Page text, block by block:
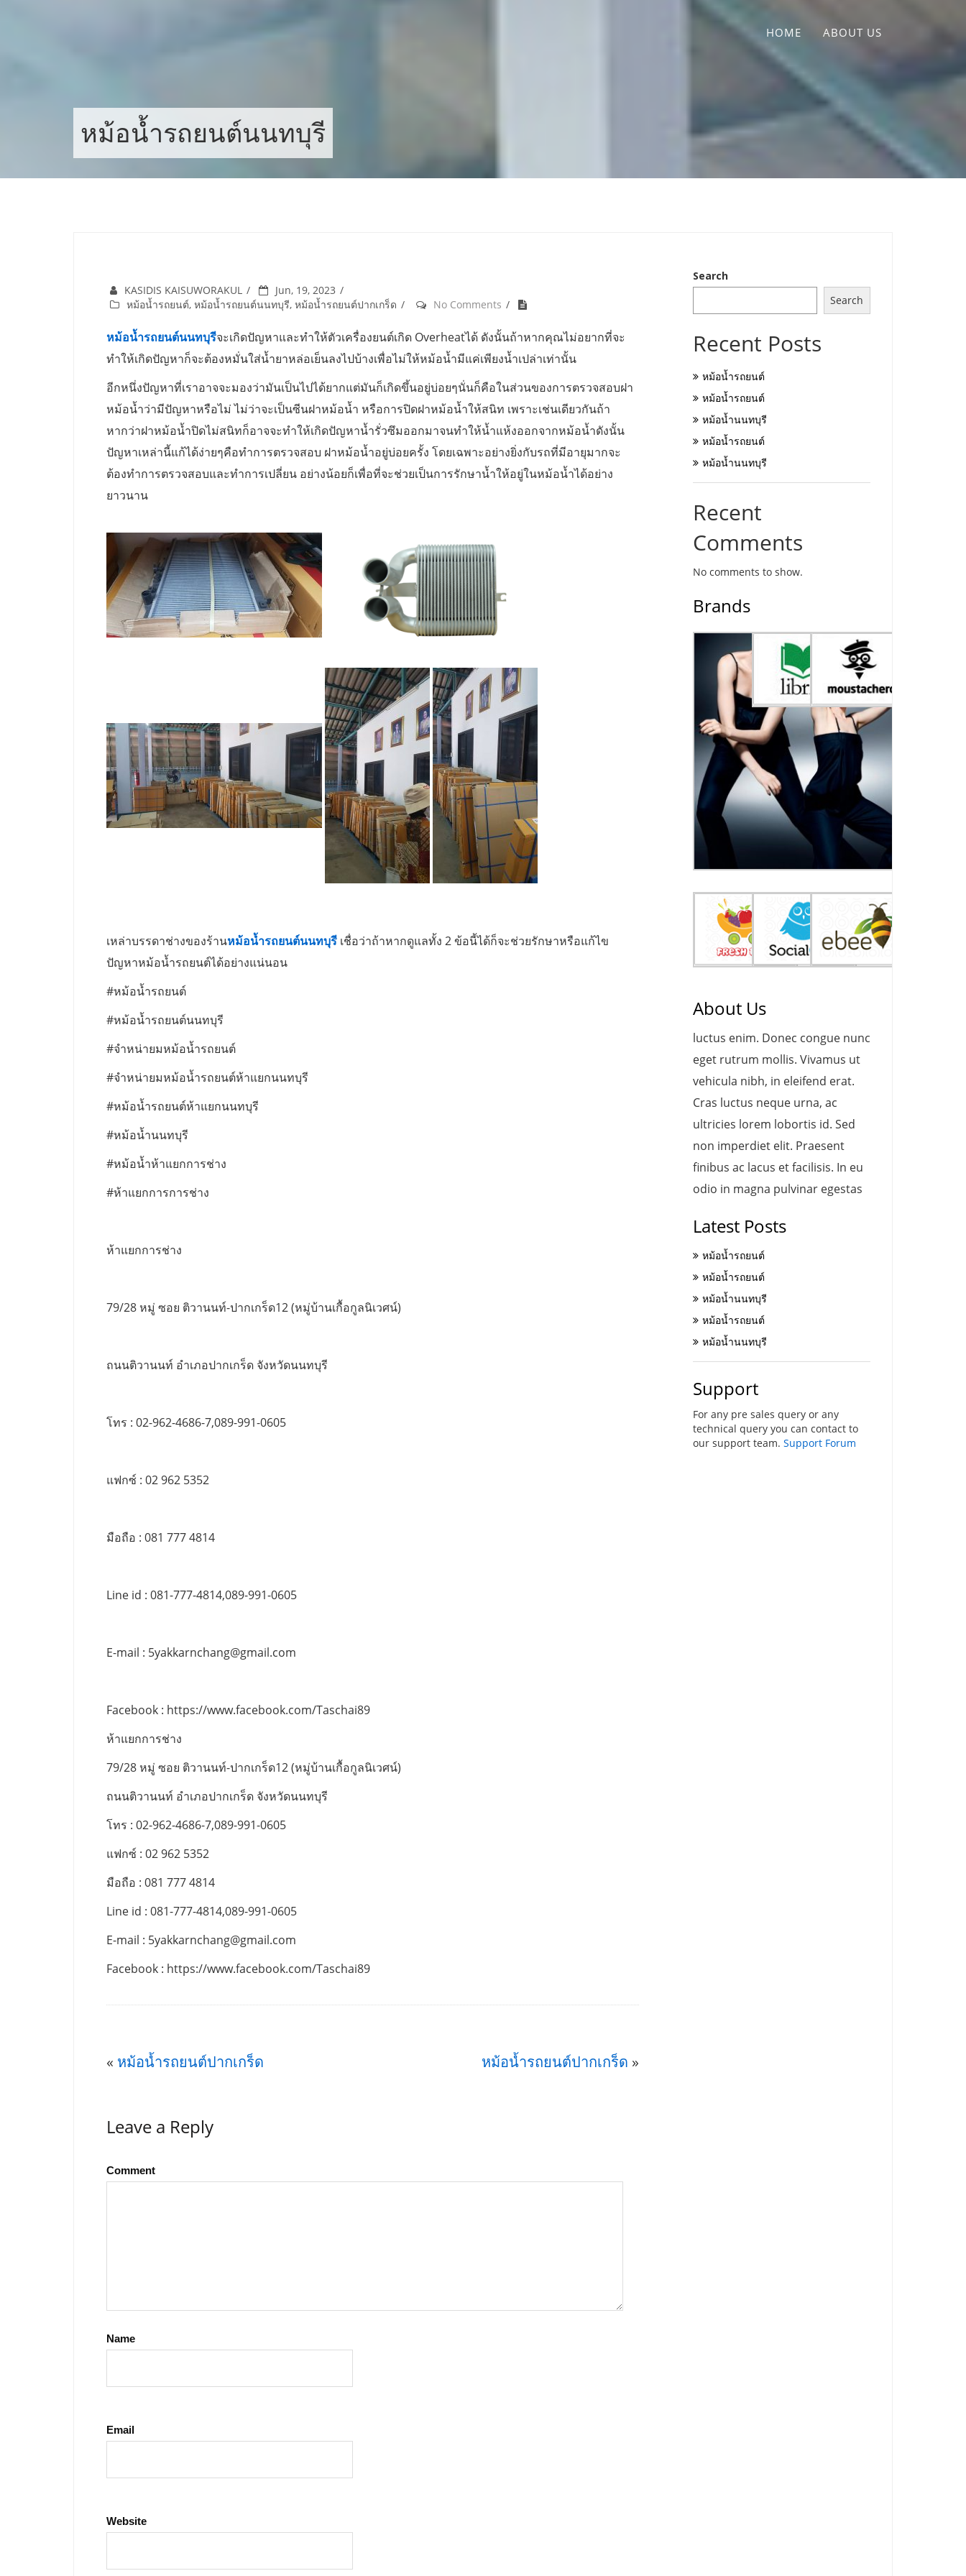
HOME ABOUT US
หม้อน้ำรถยนต์นนทบุรี
KASIDIS KAISUWORAKUL
Jun, 19, 2023
หม้อน้ำรถยนต์, หม้อน้ำรถยนต์นนทบุรี, หม้อน้ำรถยนต์ปากเกร็ด No Comments
หม้อน้ำรถยนต์นนทบุรีจะเกิดปัญหาและทำให้ตัวเครื่องยนต์เกิด Overheatได้ ดังนั้นถ้าหากคุณไม่อยากที่จะ
ทำให้เกิดปัญหาก็จะต้องหมั่นใส่น้ำยาหล่อเย็นลงไปบ้างเพื่อไม่ให้หม้อน้ำมีแค่เพียงน้ำเปล่าเท่านั้น
อีกหนึ่งปัญหาที่เราอาจจะมองว่ามันเป็นไปได้ยากแต่มันก็เกิดขึ้นอยู่บ่อยๆนั่นก็คือในส่วนของการตรวจสอบฝา
หม้อน้ำว่ามีปัญหาหรือไม่ ไม่ว่าจะเป็นซีนฝาหม้อน้ำ หรือการปิดฝาหม้อน้ำให้สนิท เพราะเช่นเดียวกันถ้า
หากว่าฝาหม้อน้ำปิดไม่สนิทก็อาจจะทำให้เกิดปัญหาน้ำรั่วซึมออกมาจนทำให้น้ำแห้งออกจากหม้อน้ำดังนั้น
ปัญหาเหล่านี้แก้ได้ง่ายๆคือทำการตรวจสอบ ฝาหม้อน้ำอยู่บ่อยครั้ง โดยเฉพาะอย่างยิ่งกับรถที่มีอายุมากจะ
ต้องทำการตรวจสอบและทำการเปลี่ยน อย่างน้อยก็เพื่อที่จะช่วยเป็นการรักษาน้ำให้อยู่ในหม้อน้ำได้อย่าง
ยาวนาน
เหล่าบรรดาช่างของร้านหม้อน้ำรถยนต์นนทบุรี เชื่อว่าถ้าหากดูแลทั้ง 2 ข้อนี้ได้ก็จะช่วยรักษาหรือแก้ไข
ปัญหาหม้อน้ำรถยนต์ได้อย่างแน่นอน
#หม้อน้ำรถยนต์
#หม้อน้ำรถยนต์นนทบุรี
#จำหน่ายมหม้อน้ำรถยนต์
#จำหน่ายมหม้อน้ำรถยนต์ห้าแยกนนทบุรี
#หม้อน้ำรถยนต์ห้าแยกนนทบุรี
#หม้อน้ำนนทบุรี
#หม้อน้ำห้าแยกการช่าง
#ห้าแยกการการช่าง
ห้าแยกการช่าง
79/28 หมู่ ซอย ติวานนท์-ปากเกร็ด12 (หมู่บ้านเกื้อกูลนิเวศน์)
ถนนติวานนท์ อำเภอปากเกร็ด จังหวัดนนทบุรี
โทร : 02-962-4686-7,089-991-0605
แฟกซ์ : 02 962 5352
มือถือ : 081 777 4814
Line id : 081-777-4814,089-991-0605
E-mail : 5yakkarnchang@gmail.com
Facebook : https://www.facebook.com/Taschai89
ห้าแยกการช่าง
79/28 หมู่ ซอย ติวานนท์-ปากเกร็ด12 (หมู่บ้านเกื้อกูลนิเวศน์)
ถนนติวานนท์ อำเภอปากเกร็ด จังหวัดนนทบุรี
โทร : 02-962-4686-7,089-991-0605
แฟกซ์ : 02 962 5352
มือถือ : 081 777 4814
Line id : 081-777-4814,089-991-0605
E-mail : 5yakkarnchang@gmail.com
Facebook : https://www.facebook.com/Taschai89
« หม้อน้ำรถยนต์ปากเกร็ด หม้อน้ำรถยนต์ปากเกร็ด »
Leave a Reply
Comment
Name
Email
Website
Search
Search
Recent Posts
หม้อน้ำรถยนต์
หม้อน้ำรถยนต์
หม้อน้ำนนทบุรี
หม้อน้ำรถยนต์
หม้อน้ำนนทบุรี
Recent
Comments
No comments to show.
Brands
About Us
luctus enim. Donec congue nunc
eget rutrum mollis. Vivamus ut
vehicula nibh, in eleifend erat.
Cras luctus neque urna, ac
ultricies lorem lobortis id. Sed
non imperdiet elit. Praesent
finibus ac lacus et facilisis. In eu
odio in magna pulvinar egestas
Latest Posts
หม้อน้ำรถยนต์
หม้อน้ำรถยนต์
หม้อน้ำนนทบุรี
หม้อน้ำรถยนต์
หม้อน้ำนนทบุรี
Support
For any pre sales query or any
technical query you can contact to
our support team. Support Forum